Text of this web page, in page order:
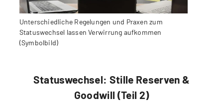
Unterschiedliche Regelungen und Praxen zum
Statuswechsel lassen Verwirrung aufkommen
(Symbolbild)
Statuswechsel: Stille Reserven &
Goodwill (Teil 2)